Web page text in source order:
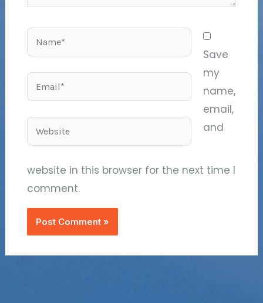
Name*
Email*
Website
Save
my
name,
email,
and
website in this browser for the next time I
comment.